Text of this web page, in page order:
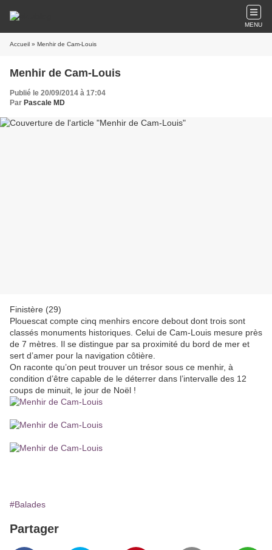
MENU
Accueil » Menhir de Cam-Louis
Menhir de Cam-Louis
Publié le 20/09/2014 à 17:04
Par Pascale MD
Finistère (29)
Plouescat compte cinq menhirs encore debout dont trois sont
classés monuments historiques. Celui de Cam-Louis mesure près
de 7 mètres. Il se distingue par sa proximité du bord de mer et
sert d’amer pour la navigation côtière.
On raconte qu’on peut trouver un trésor sous ce menhir, à
condition d’être capable de le déterrer dans l’intervalle des 12
coups de minuit, le jour de Noël !
#Balades
Partager